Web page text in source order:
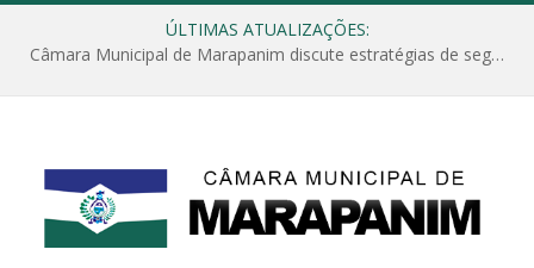
ÚLTIMAS ATUALIZAÇÕES:
Câmara Municipal de Marapanim discute estratégias de segurança com autoridades e poder executivo